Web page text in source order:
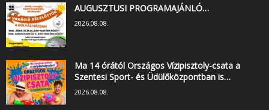
AUGUSZTUSI PROGRAMAJÁNLÓ…
2026.08.08.
Ma 14 órától Országos Vízipisztoly-csata a
Szentesi Sport- és Üdülőközpontban is…
2026.08.08.